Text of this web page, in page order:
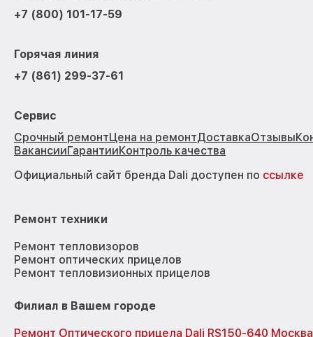
+7 (800) 101-17-59
Горячая линия
+7 (861) 299-37-61
Сервис
Срочный ремонтЦена на ремонтДоставкаОтзывы
ВакансииГарантииКонтроль качества
Официальный сайт бренда Dali доступен по ссылке
Ремонт техники
Ремонт тепловизоров
Ремонт оптических прицелов
Ремонт тепловизионных прицелов
Филиал в Вашем городе
Ремонт Оптического прицела Dali RS150-640 Москва